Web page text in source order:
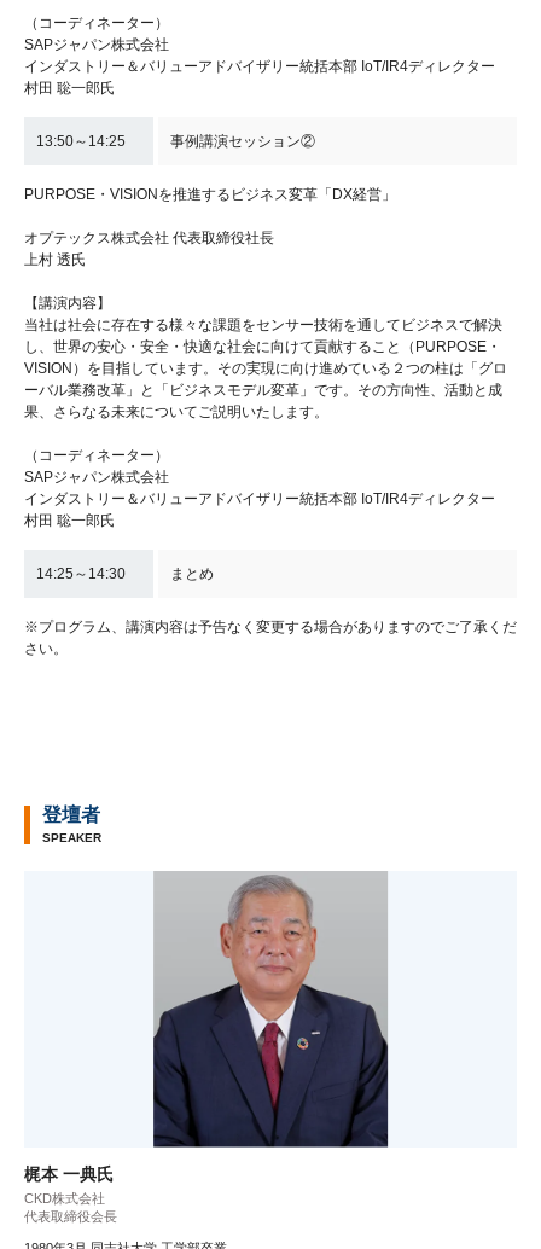
（コーディネーター）
SAPジャパン株式会社
インダストリー＆バリューアドバイザリー統括本部 IoT/IR4ディレクター
村田 聡一郎氏
13:50～14:25 事例講演セッション②
PURPOSE・VISIONを推進するビジネス変革「DX経営」
オプテックス株式会社 代表取締役社長
上村 透氏
【講演内容】
当社は社会に存在する様々な課題をセンサー技術を通してビジネスで解決
し、世界の安心・安全・快適な社会に向けて貢献すること（PURPOSE・
VISION）を目指しています。その実現に向け進めている２つの柱は「グロ
ーバル業務改革」と「ビジネスモデル変革」です。その方向性、活動と成
果、さらなる未来についてご説明いたします。
（コーディネーター）
SAPジャパン株式会社
インダストリー＆バリューアドバイザリー統括本部 IoT/IR4ディレクター
村田 聡一郎氏
14:25～14:30 まとめ
※プログラム、講演内容は予告なく変更する場合がありますのでご了承くだ
さい。
登壇者
SPEAKER
梶本 一典氏
CKD株式会社
代表取締役会長